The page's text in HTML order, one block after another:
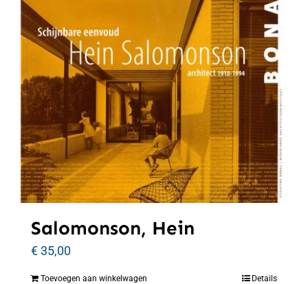
Salomonson, Hein
€35,00
Toevoegen aan winkelwagen Details